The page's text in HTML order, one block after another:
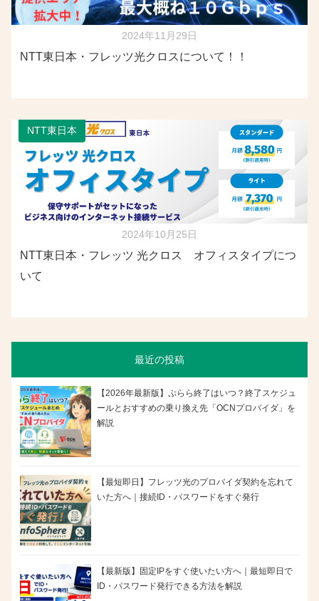
2024年11月29日
NTT東日本・フレッツ光クロスについて！！
NTT東日本
2024年10月25日
NTT東日本・フレッツ 光クロス オフィスタイプにつ
いて
最近の投稿
【2026年最新版】ぷらら終了はいつ？終了スケジュ
ールとおすすめの乗り換え先「OCNプロバイダ」を
解説
【最短即日】フレッツ光のプロバイダ契約を忘れて
いた方へ｜接続ID・パスワードをすぐ発行
【最新版】固定IPをすぐ使いたい方へ｜最短即日で
ID・パスワード発行できる方法を解説